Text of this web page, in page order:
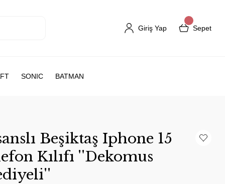
Giriş Yap Sepet
SONIC BATMAN
Beşiktaş Iphone 15
Kılıfı ''Dekomus